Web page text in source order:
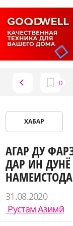
ХАБАР
АГАР ДУ
ДАР ИН
31.08.2020
Рустам Азимӣ